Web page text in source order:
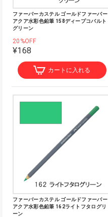
ファーバーカステル ゴールドファーバー
アクア水彩色鉛筆 158ディープコバルト
グリーン
20%OFF
¥168
カートに入れる
ファーバーカステル ゴールドファーバー
アクア水彩色鉛筆 162ライトフタログリ
ーン